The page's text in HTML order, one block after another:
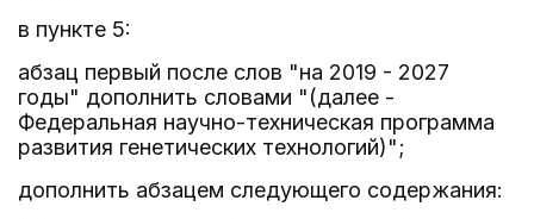
в пункте 5:
абзац первый после слов "на 2019 - 2027
годы" дополнить словами "(далее -
Федеральная научно-техническая программа
развития генетических технологий)";
дополнить абзацем следующего содержания: